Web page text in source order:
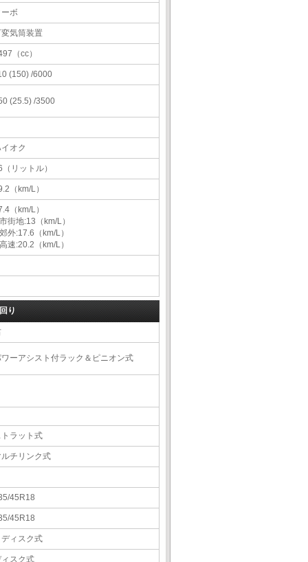
ーボ
気筒装置
（cc）
(150) /6000
(25.5) /3500
オク
（リットル）
（km/L）
（km/L）
街地:13（km/L）
外:17.6（km/L）
速:20.2（km/L）
り
ーアシスト付ラック＆ピニオン式
トラット式
ルチリンク式
45R18
45R18
ディスク式
スク式